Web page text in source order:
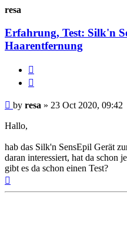
resa
Erfahrung, Test: Silk'n
Haarentfernung
post
Post
by resa » 23 Oct 2020, 09:42
Hallo,
hab das Silk'n SensEpil Gerät
daran interessiert, hat da schon
gibt es da schon einen Test?